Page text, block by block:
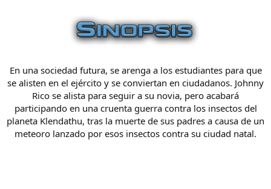
En una sociedad futura, se arenga a los estudiantes para que
se alisten en el ejército y se conviertan en ciudadanos. Johnny
Rico se alista para seguir a su novia, pero acabará
participando en una cruenta guerra contra los insectos del
planeta Klendathu, tras la muerte de sus padres a causa de un
meteoro lanzado por esos insectos contra su ciudad natal.